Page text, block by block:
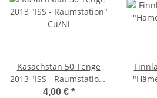
Kasachstan 50 Tenge
2013 "ISS - Raumstation"
Cu/Ni
4,00 € *